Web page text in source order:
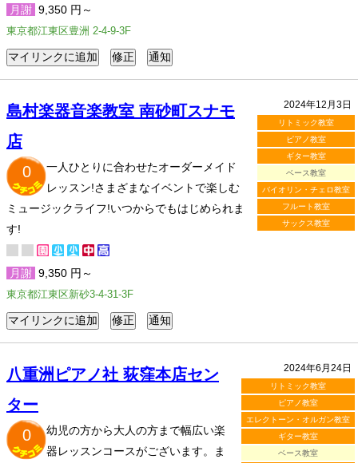
月謝 9,350 円～
東京都江東区豊洲 2-4-9-3F
2024年12月3日
リトミック教室
ピアノ教室
ギター教室
ベース教室
バイオリン・チェロ教室
フルート教室
サックス教室
島村楽器音楽教室 南砂町スナモ
店
0
一人ひとりに合わせたオーダーメイド
レッスン!さまざまなイベントで楽しむ
ミュージックライフ!いつからでもはじめられま
す!
月謝 9,350 円～
東京都江東区新砂3-4-31-3F
2024年6月24日
リトミック教室
ピアノ教室
エレクトーン・オルガン教室
ギター教室
ベース教室
八重洲ピアノ社 荻窪本店セン
ター
0
幼児の方から大人の方まで幅広い楽
器レッスンコースがございます。ま